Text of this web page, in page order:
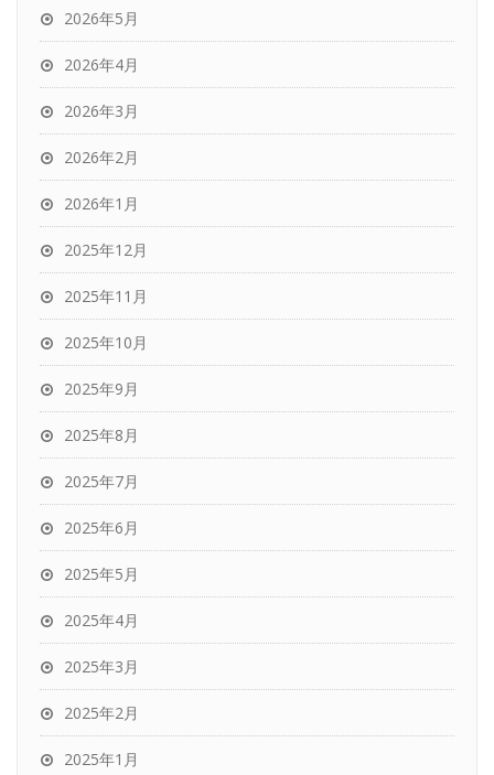
2026年5月
2026年4月
2026年3月
2026年2月
2026年1月
2025年12月
2025年11月
2025年10月
2025年9月
2025年8月
2025年7月
2025年6月
2025年5月
2025年4月
2025年3月
2025年2月
2025年1月